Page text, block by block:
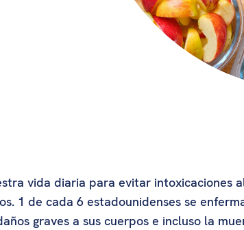
vida diaria para evitar intoxicaciones
1 de cada 6 estadounidenses se
graves a sus cuerpos e incluso la